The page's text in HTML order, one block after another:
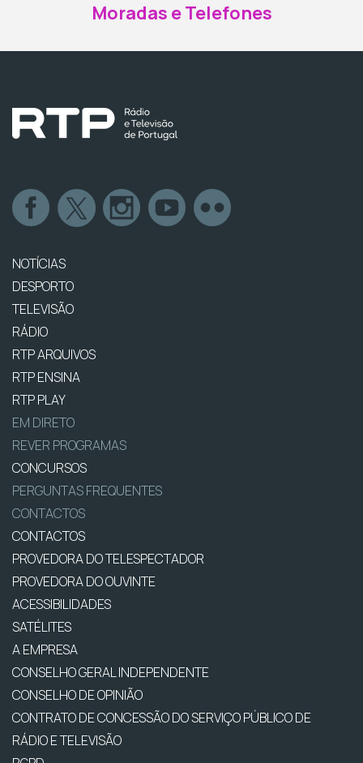
Moradas e Telefones
NOTÍCIAS
DESPORTO
TELEVISÃO
RÁDIO
RTP ARQUIVOS
RTP ENSINA
RTP PLAY
EM DIRETO
REVER PROGRAMAS
CONCURSOS
PERGUNTAS FREQUENTES
CONTACTOS
CONTACTOS
PROVEDORA DO TELESPECTADOR
PROVEDORA DO OUVINTE
ACESSIBILIDADES
SATÉLITES
A EMPRESA
CONSELHO GERAL INDEPENDENTE
CONSELHO DE OPINIÃO
CONTRATO DE CONCESSÃO DO SERVIÇO PÚBLICO DE
RÁDIO E TELEVISÃO